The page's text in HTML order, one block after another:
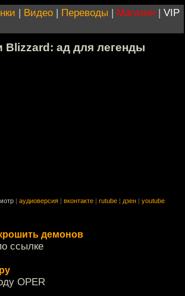
| Видео | Переводы | Магазин | VIP
Blizzard: ад для легенды
аудиоверсия вконтакте rutube дзен youtube
демонов
ссылке
OPER